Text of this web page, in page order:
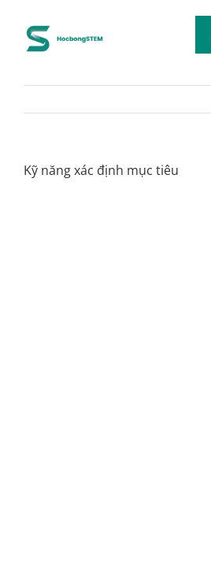
content
Kỹ năng xác định mục tiêu